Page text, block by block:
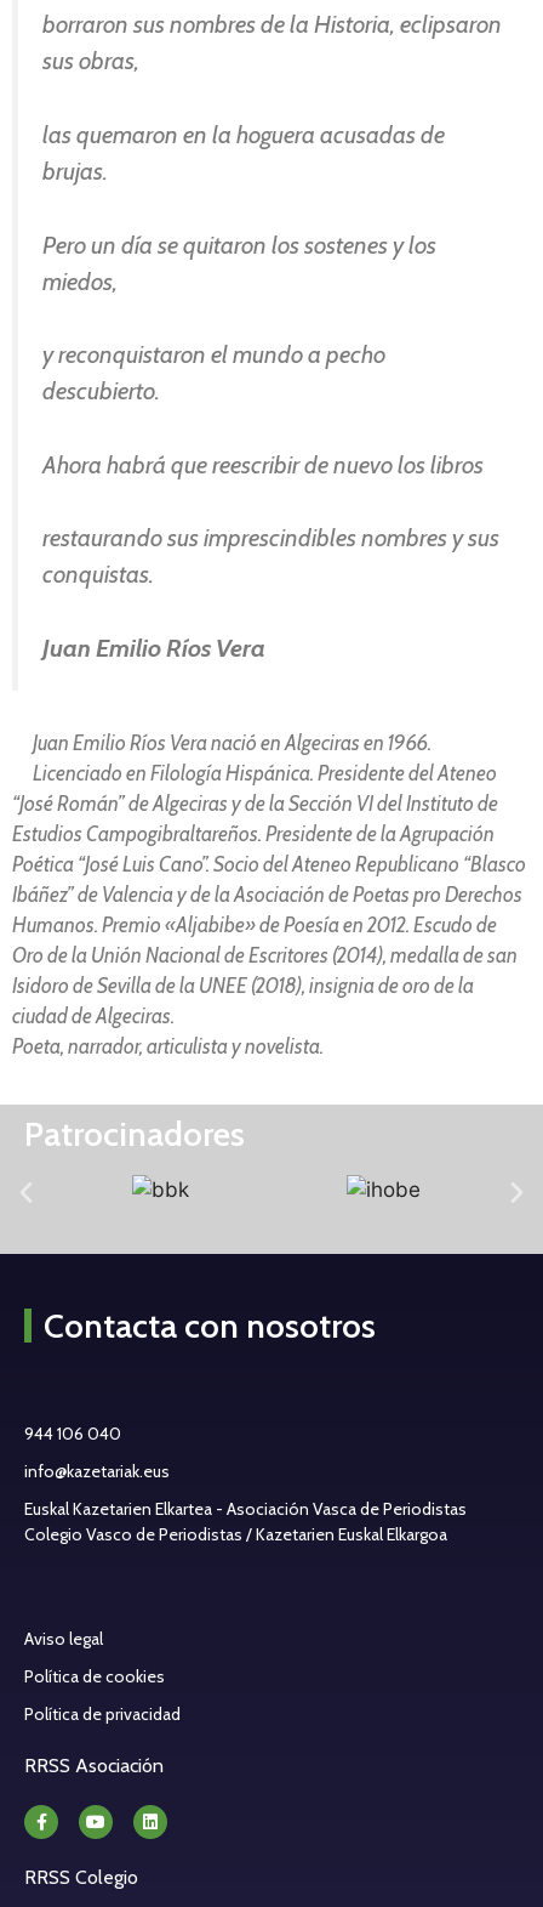
borraron sus nombres de la Historia, eclipsaron
sus obras,
las quemaron en la hoguera acusadas de
brujas.
Pero un día se quitaron los sostenes y los
miedos,
y reconquistaron el mundo a pecho
descubierto.
Ahora habrá que reescribir de nuevo los libros
restaurando sus imprescindibles nombres y sus
conquistas.
Juan Emilio Ríos Vera
Juan Emilio Ríos Vera nació en Algeciras en 1966.
Licenciado en Filología Hispánica. Presidente del Ateneo
“José Román” de Algeciras y de la Sección VI del Instituto de
Estudios Campogibraltareños. Presidente de la Agrupación
Poética “José Luis Cano”. Socio del Ateneo Republicano “Blasco
Ibáñez” de Valencia y de la Asociación de Poetas pro Derechos
Humanos. Premio «Aljabibe» de Poesía en 2012. Escudo de
Oro de la Unión Nacional de Escritores (2014), medalla de san
Isidoro de Sevilla de la UNEE (2018), insignia de oro de la
ciudad de Algeciras.
Poeta, narrador, articulista y novelista.
Patrocinadores
Contacta con nosotros
944 106 040
info@kazetariak.eus
Euskal Kazetarien Elkartea - Asociación Vasca de Periodistas
Colegio Vasco de Periodistas / Kazetarien Euskal Elkargoa
Aviso legal
Política de cookies
Política de privacidad
RRSS Asociación
RRSS Colegio